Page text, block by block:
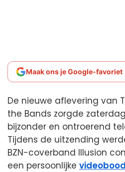
Maak ons je Google-favoriet
De nieuwe aflevering van
the Bands zorgde
bijzonder en ontroerend
Tijdens de uitzending
BZN-coverband Illusion
een persoonlijke